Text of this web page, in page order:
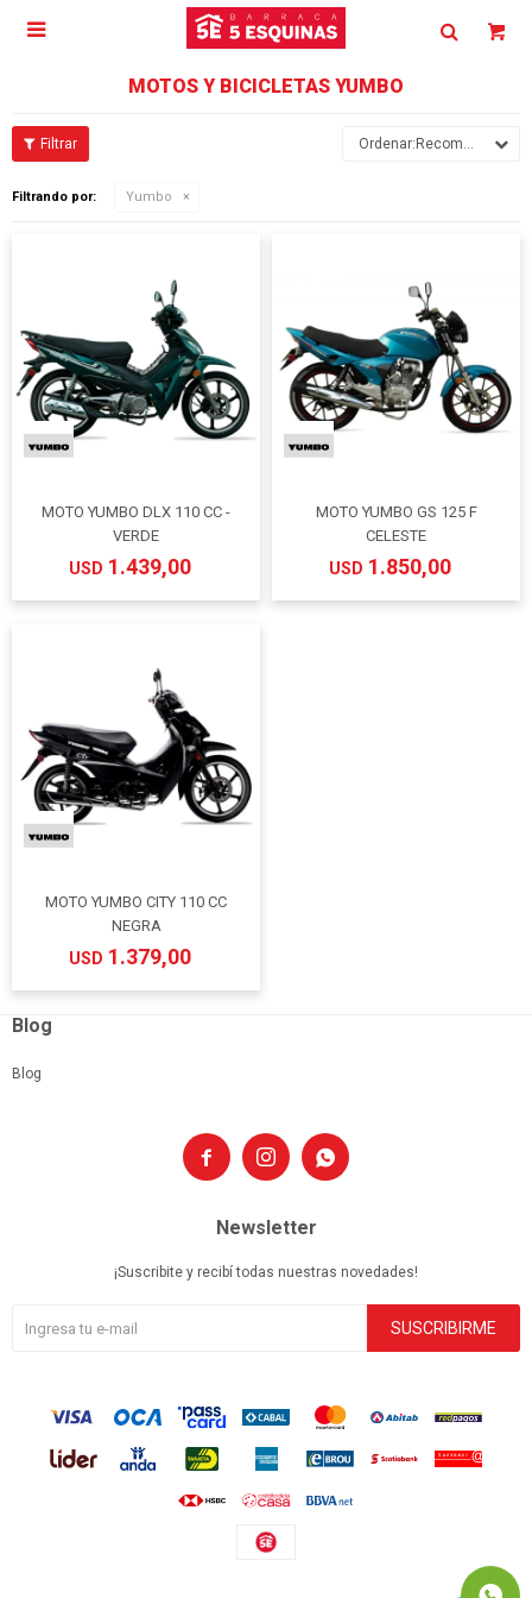

MOTOS Y BICICLETAS YUMBO
Recomendados
Filtrando por: Yumbo
MOTO YUMBO DLX 110 CC -
VERDE
USD 1.439,00
MOTO YUMBO GS 125 F
CELESTE
USD 1.850,00
MOTO YUMBO CITY 110 CC
NEGRA
USD 1.379,00
  
Blog
Blog
Newsletter
¡Suscribite y recibí todas nuestras novedades!
SUSCRIBIRME